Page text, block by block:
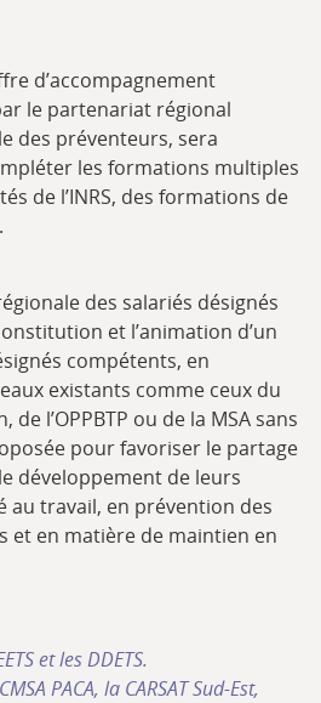
d’accompagnement
le partenariat régional
des préventeurs, sera
les formations multiples
de l’INRS, des formations de
des salariés désignés
et l’animation d’un
compétents, en
existants comme ceux du
de l’OPPBTP ou de la MSA sans
pour favoriser le partage
développement de leurs
au travail, en prévention des
et en matière de maintien en
et les DDETS.
PACA, la CARSAT Sud-Est,